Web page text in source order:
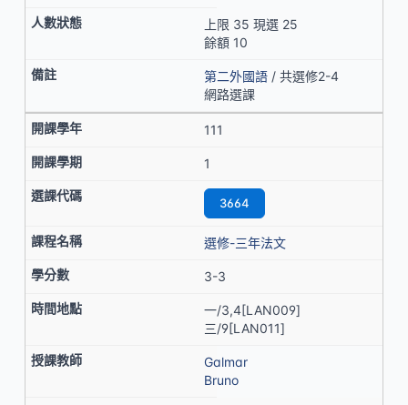
上限 35 現選 25
餘額 10
第二外國語 / 共選修2-4
網路選課
111
1
3664
選修-三年法文
3-3
一/3,4[LAN009]
三/9[LAN011]
Galmar
Bruno